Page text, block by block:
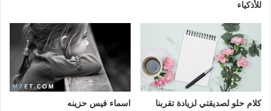
للأذكياء
كلام حلو لصديقتي لزيادة تقربنا اسماء فيس حزينه